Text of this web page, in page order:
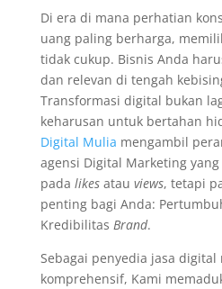
Di era di mana perhatian
uang paling berharga,
tidak cukup. Bisnis Anda
dan relevan di tengah
Transformasi digital bukan
keharusan untuk bertahan
Digital Mulia mengambil
agensi Digital Marketing
pada likesatau views, tetapi
penting bagi Anda:
Kredibilitas Brand.
Sebagai penyedia jasa
komprehensif, Kami